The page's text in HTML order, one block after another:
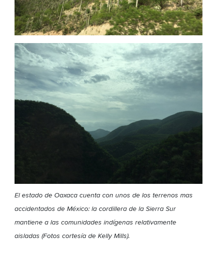
El estado de Oaxaca cuenta con unos de los terrenos mas
accidentados de México: la cordillera de la Sierra Sur
mantiene a las comunidades indígenas relativamente
aisladas (Fotos cortesía de Kelly Mills).